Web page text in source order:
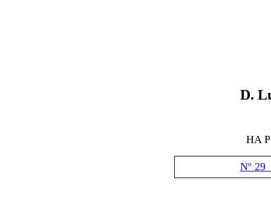
D.
HA
Nº 29